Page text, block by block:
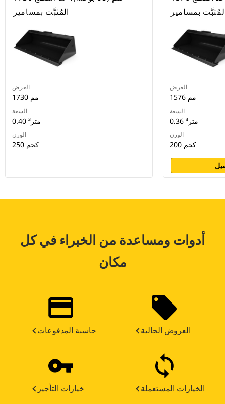
المُثبَّت بمسامير
العرض
1730 مم
السعة
0.40 متر³
الوزن
250 كجم
بمسامير
العرض
1576 مم
السعة
0.36 متر³
الوزن
200 كجم
أدوات ومساعدة من الخبراء في كل
مكان
حاسبة المدفوعات العروض الحالية
خيارات التأجير الخيارات المستعملة